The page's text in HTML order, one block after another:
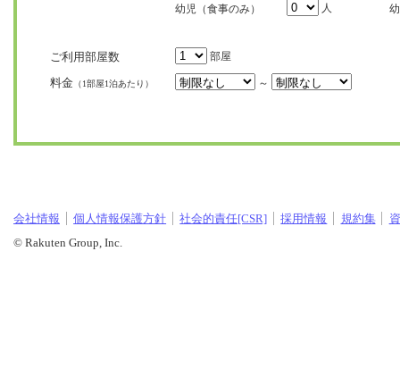
幼児（食事のみ）
人
ご利用部屋数 部屋
料金 （1部屋1泊あたり） ～
会社情報 個人情報保護方針 社会的責任[CSR] 採用情報 規約集
© Rakuten Group, Inc.